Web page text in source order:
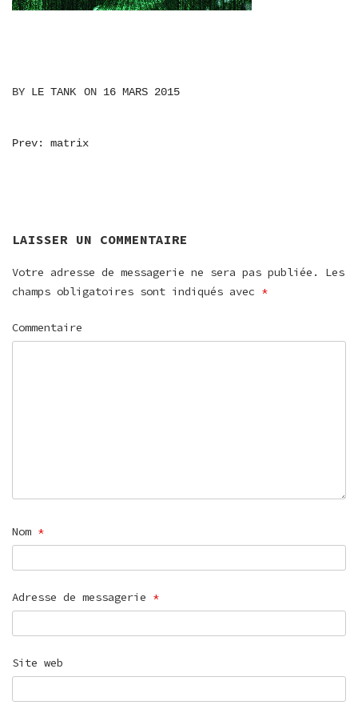
BY LE TANK ON 16 MARS 2015
NAVIGATION
Prev: matrix
LAISSER UN COMMENTAIRE
Votre adresse de messagerie ne sera pas publiée.
Les
champs obligatoires sont indiqués avec *
Commentaire
Nom *
Adresse de messagerie *
Site web